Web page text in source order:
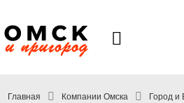
Главная Компании Омска
Город и